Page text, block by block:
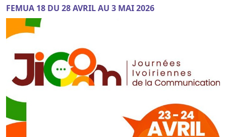
FEMUA 18 DU 28 AVRIL AU 3 MAI 2026